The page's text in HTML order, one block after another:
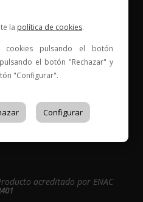
y comienza una
acreditado por ENAC
la política de cookies.
cookies pulsando el botón
el botón "Rechazar" y
"Configurar".
Configurar